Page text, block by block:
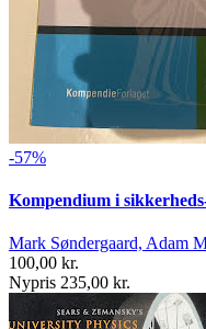
-57%
Kompendium i
Mark Søndergaard, Adam
100,00 kr.
Nypris 235,00 kr.